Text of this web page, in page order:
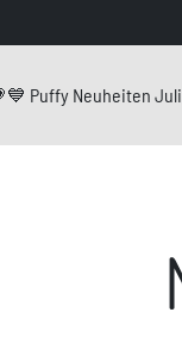
Puffy Neuheiten Juli